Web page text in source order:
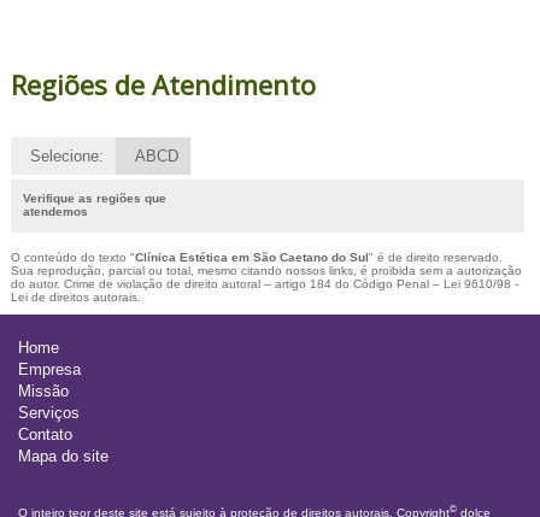
Regiões de Atendimento
Selecione: ABCD
Verifique as regiões que
atendemos
O conteúdo do texto "Clínica Estética em São Caetano do Sul" é de direito reservado.
Sua reprodução, parcial ou total, mesmo citando nossos links, é proibida sem a autorização
do autor. Crime de violação de direito autoral – artigo 184 do Código Penal – Lei 9610/98 -
Lei de direitos autorais.
Home
Empresa
Missão
Serviços
Contato
Mapa do site
O inteiro teor deste site está sujeito à proteção de direitos autorais. Copyright© dolce